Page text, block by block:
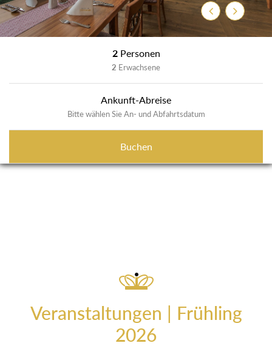
ZurückWeiter
2 Personen
2 Erwachsene
Ankunft-Abreise
Bitte wählen Sie An- und Abfahrtsdatum
Buchen
Veranstaltungen | Frühling
2026